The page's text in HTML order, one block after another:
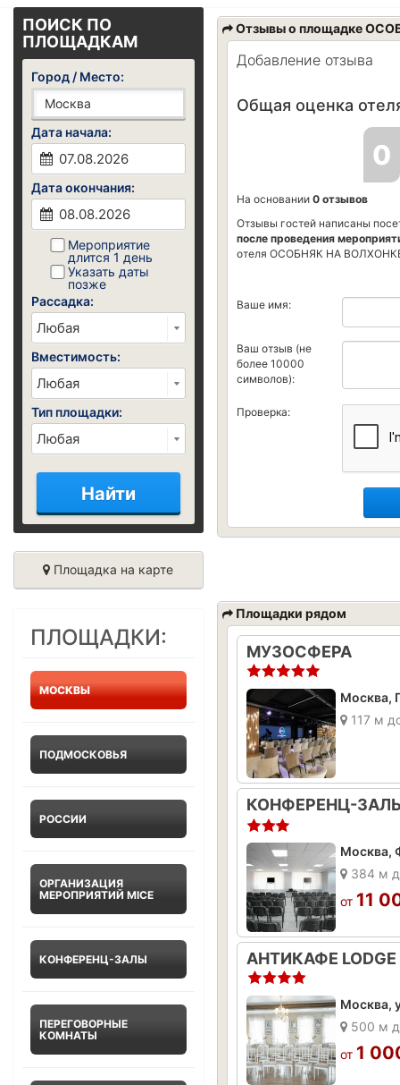
ПОИСК ПО
ПЛОЩАДКАМ
Город / Место:
Дата начала:
Дата окончания:
Мероприятие
длится 1 день
Указать даты
позже
Рассадка:
Вместимость:
Тип площадки:
Найти
Площадка на карте
ПЛОЩАДКИ:
МОСКВЫ
ПОДМОСКОВЬЯ
РОССИИ
ОРГАНИЗАЦИЯ
МЕРОПРИЯТИЙ MICE
КОНФЕРЕНЦ-ЗАЛЫ
ПЕРЕГОВОРНЫЕ
КОМНАТЫ
Отзывы о площадке
Добавление отзыва
Общая оценка
0
На основании 0 отзывов
Отзывы гостей написаны
после проведения
отеля ОСОБНЯК НА
Ваше имя:
Ваш отзыв (не
более 10000
символов):
Проверка:
Площадки рядом
МУЗОСФЕРА
Москва,
117 м
Москва,
384 м
от 11
АНТИКАФЕ
Москва,
500 м
от 1